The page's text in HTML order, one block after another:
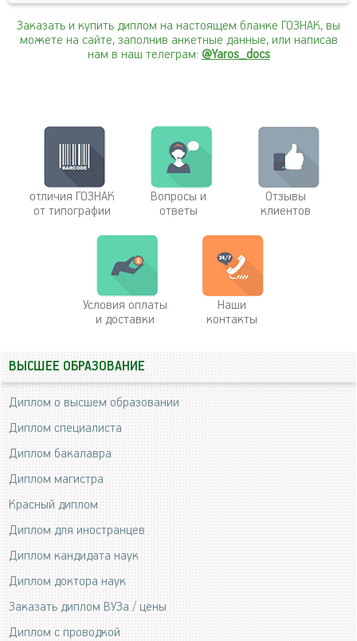
Заказать и купить диплом на настоящем бланке ГОЗНАК, вы
можете на сайте, заполнив анкетные данные, или написав
нам в наш телеграм: @Yaros_docs
отличия ГОЗНАК
от типографии
Вопросы и
ответы
Отзывы
клиентов
Условия оплаты
и доставки
Наши
контакты
ВЫСШЕЕ ОБРАЗОВАНИЕ
Диплом о высшем образовании
Диплом специалиста
Диплом бакалавра
Диплом магистра
Красный диплом
Диплом для иностранцев
Диплом кандидата наук
Диплом доктора наук
Заказать диплом ВУЗа / цены
Диплом с проводкой